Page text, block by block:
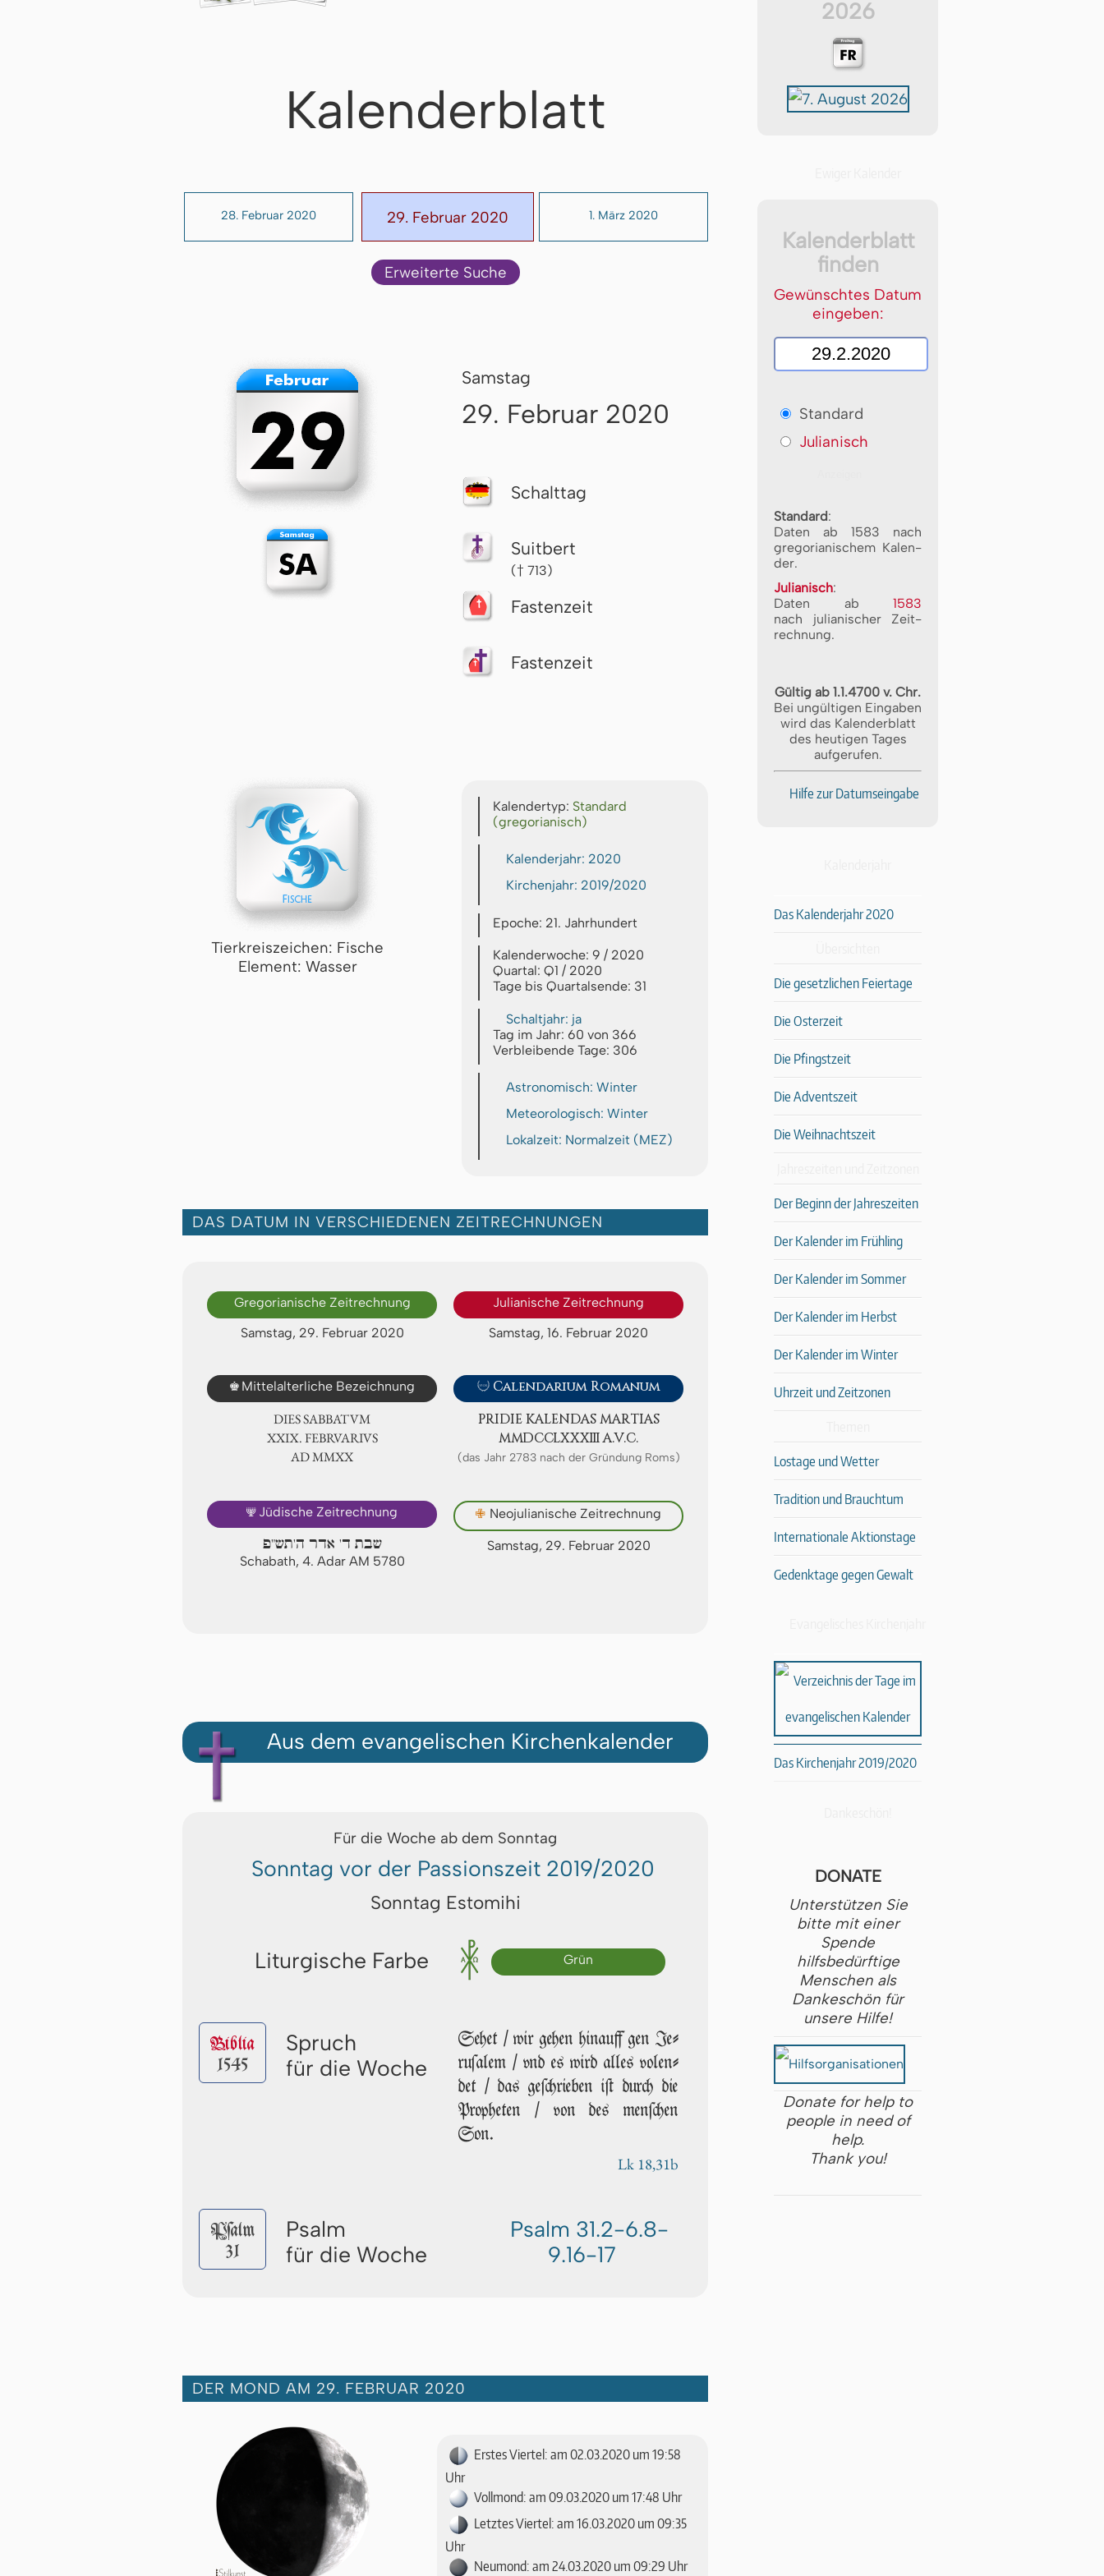
Kalenderblatt
28. Februar 2020 29. Februar 2020 1. März 2020
Erweiterte Suche
Samstag
29. Februar 2020
Schalttag
Suitbert
(† 713)
Fastenzeit
Fastenzeit
Tierkreiszeichen: Fische
Element: Wasser
Kalendertyp: Standard
(gregorianisch)
Kalenderjahr: 2020
Kirchenjahr: 2019/2020
Epoche: 21. Jahrhundert
Kalenderwoche: 9 / 2020
Quartal: Q1 / 2020
Tage bis Quartalsende: 31
Schaltjahr: ja
Tag im Jahr: 60 von 366
Verbleibende Tage: 306
Astronomisch: Winter
Meteorologisch: Winter
Lokalzeit: Normalzeit (MEZ)
DAS DATUM IN VERSCHIEDENEN ZEITRECHNUNGEN
Gregorianische Zeitrechnung
Samstag, 29. Februar 2020
Julianische Zeitrechnung
Samstag, 16. Februar 2020
♚ Mittelalterliche Bezeichnung
DIES SABBATUM
ⅩⅩⅨ. FEBRVARIVS
AD ⅯⅯⅩⅩ
 Calendarium Romanum
PRIDIE KA­LEN­DAS MAR­TI­AS
ⅯⅯⅮⅭⅭⅬⅩⅩⅩⅢ A.V.C.
(das Jahr 2783 nach der Gründung Roms)
🕎 Jüdische Zeitrechnung
שבת ד' אדר ה'תש"פ
Schabath, 4. Adar AM 5780
✙ Neojulianische Zeitrechnung
Samstag, 29. Februar 2020
Aus dem evangelischen Kirchenkalender
Für die Woche ab dem Sonntag
Sonntag vor der Passionszeit 2019/2020
Sonntag Estomihi
Liturgische Farbe Grün
Biblia
1545
Spruch
für die Woche
Sehet / wir gehen hinauff gen Je­
ru­ſa­lem / vnd es wird alles vol­en­
det / das geſchrieben iſt durch die
Propheten / von des menſchen
Son.
Lk 18,31b
Pſalm
31
Psalm
für die Woche
Psalm 31.2-6.8-
9.16-17
DER MOND AM 29. FEBRUAR 2020
Erstes Viertel: am 02.03.2020 um 19:58
Uhr
Vollmond: am 09.03.2020 um 17:48 Uhr
Letztes Viertel: am 16.03.2020 um 09:35
Uhr
Neumond: am 24.03.2020 um 09:29 Uhr
2026
Kalenderblatt
finden
Gewünschtes Datum
eingeben:
Standard
Julianisch
Standard:
Daten ab 1583 nach
gre­go­ri­a­ni­schem Ka­len­
der.
Julianisch:
Daten ab 1583
nach ju­li­a­ni­scher Zeit­
rech­nung.
Gültig ab 1.1.4700 v. Chr.
Bei ungültigen Eingaben
wird das Kalenderblatt
des heutigen Tages
aufgerufen.
Hilfe zur Datumseingabe
Das Kalenderjahr 2020
Die gesetzlichen Feiertage
Die Osterzeit
Die Pfingstzeit
Die Adventszeit
Die Weihnachtszeit
Der Beginn der Jahreszeiten
Der Kalender im Frühling
Der Kalender im Sommer
Der Kalender im Herbst
Der Kalender im Winter
Uhrzeit und Zeitzonen
Lostage und Wetter
Tradition und Brauchtum
Internationale Aktionstage
Gedenktage gegen Gewalt
Das Kirchenjahr 2019/2020
DONATE
Unterstützen Sie
bitte mit einer
Spende
hilfsbedürftige
Menschen als
Dankeschön für
unsere Hilfe!
Donate for help to
people in need of
help.
Thank you!